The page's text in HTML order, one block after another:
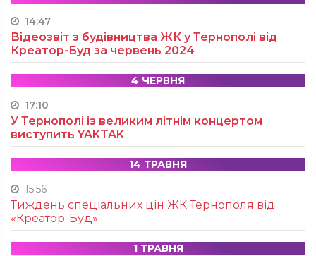
14:47
Відеозвіт з будівництва ЖК у Тернополі від
Креатор-Буд за червень 2024
4 ЧЕРВНЯ
17:10
У Тернополі із великим літнім концертом
виступить YAKTAK
14 ТРАВНЯ
15:56
Тиждень спеціальних цін ЖК Тернополя від
«Креатор-Буд»
1 ТРАВНЯ